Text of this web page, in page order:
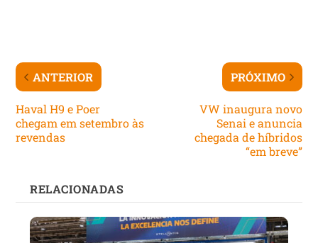
ANTERIOR
Haval H9 e Poer
chegam em setembro às
revendas
PRÓXIMO
VW inaugura novo
Senai e anuncia
chegada de híbridos
“em breve”
RELACIONADAS